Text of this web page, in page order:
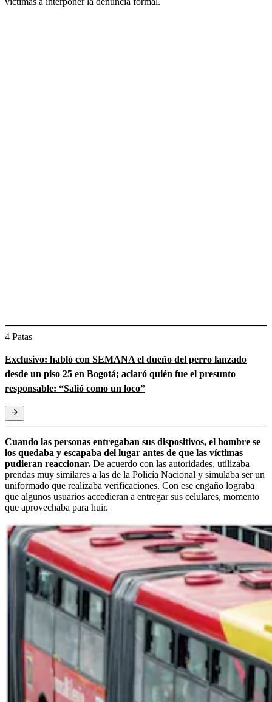
4 Patas
Exclusivo: habló con SEMANA el dueño del perro lanzado
desde un piso 25 en Bogotá; aclaró quién fue el presunto
responsable: “Salió como un loco”
Cuando las personas entregaban sus dispositivos, el hombre se
los quedaba y escapaba del lugar antes de que las víctimas
pudieran reaccionar. De acuerdo con las autoridades, utilizaba
prendas muy similares a las de la Policía Nacional y simulaba ser un
uniformado que realizaba verificaciones. Con ese engaño lograba
que algunos usuarios accedieran a entregar sus celulares, momento
que aprovechaba para huir.